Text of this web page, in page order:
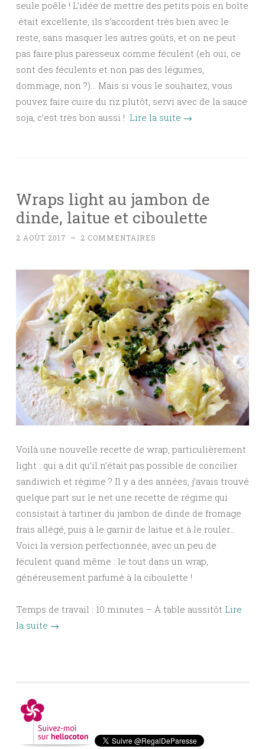
seule poêle ! L’idée de mettre des petits pois en boîte
était excellente, ils s’accordent très bien avec le
reste, sans masquer les autres goûts, et on ne peut
pas faire plus paresseux comme féculent (eh oui, ce
sont des féculents et non pas des légumes,
dommage, non ?)… Mais si vous le souhaitez, vous
pouvez faire cuire du riz plutôt, servi avec de la sauce
soja, c’est très bon aussi ! Lire la suite →
Wraps light au jambon de
dinde, laitue et ciboulette
2 AOÛT 2017 ~ 2 COMMENTAIRES
Voilà une nouvelle recette de wrap, particulièrement
light : qui a dit qu’il n’était pas possible de concilier
sandiwich et régime ? Il y a des années, j’avais trouvé
quelque part sur le net une recette de régime qui
consistait à tartiner du jambon de dinde de fromage
frais allégé, puis à le garnir de laitue et à le rouler…
Voici la version perfectionnée, avec un peu de
féculent quand même : le tout dans un wrap,
généreusement parfumé à la ciboulette !
Temps de travail : 10 minutes – À table aussitôt Lire
la suite →